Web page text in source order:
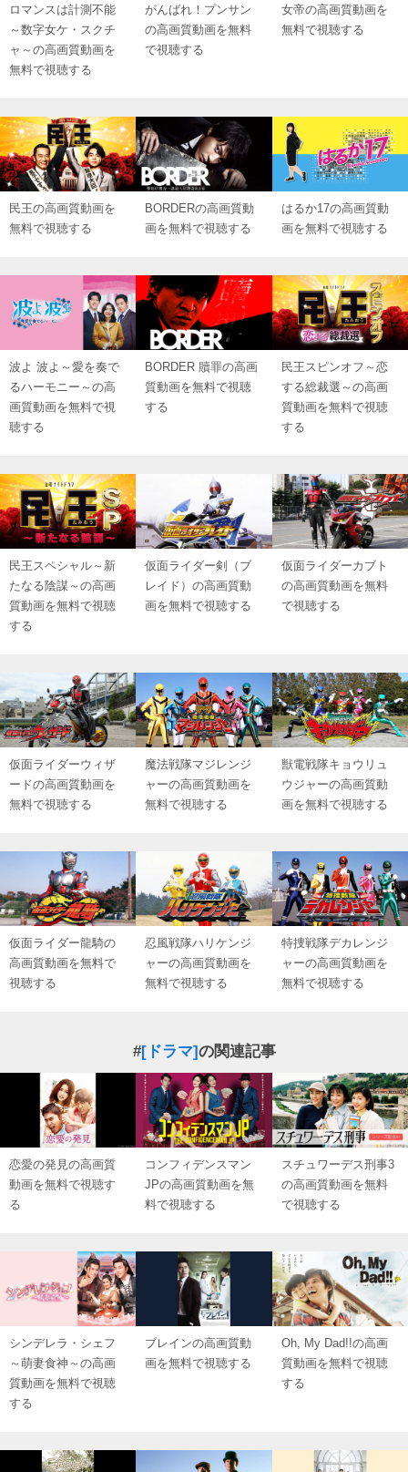
ロマンスは計測不能
～数字女ケ・スクチ
ャ～の高画質動画を
無料で視聴する
がんばれ！プンサン
の高画質動画を無料
で視聴する
女帝の高画質動画を
無料で視聴する
民王の高画質動画を
無料で視聴する
BORDERの高画質動
画を無料で視聴する
はるか17の高画質動
画を無料で視聴する
波よ 波よ～愛を奏で
るハーモニー～の高
画質動画を無料で視
聴する
BORDER 贖罪の高画
質動画を無料で視聴
する
民王スピンオフ～恋
する総裁選～の高画
質動画を無料で視聴
する
民王スペシャル～新
たなる陰謀～の高画
質動画を無料で視聴
する
仮面ライダー剣（ブ
レイド）の高画質動
画を無料で視聴する
仮面ライダーカブト
の高画質動画を無料
で視聴する
仮面ライダーウィザ
ードの高画質動画を
無料で視聴する
魔法戦隊マジレンジ
ャーの高画質動画を
無料で視聴する
獣電戦隊キョウリュ
ウジャーの高画質動
画を無料で視聴する
仮面ライダー龍騎の
高画質動画を無料で
視聴する
忍風戦隊ハリケンジ
ャーの高画質動画を
無料で視聴する
特捜戦隊デカレンジ
ャーの高画質動画を
無料で視聴する
#[ドラマ]の関連記事
恋愛の発見の高画質
動画を無料で視聴す
る
コンフィデンスマン
JPの高画質動画を無
料で視聴する
スチュワーデス刑事3
の高画質動画を無料
で視聴する
シンデレラ・シェフ
～萌妻食神～の高画
質動画を無料で視聴
する
ブレインの高画質動
画を無料で視聴する
Oh, My Dad!!の高画
質動画を無料で視聴
する